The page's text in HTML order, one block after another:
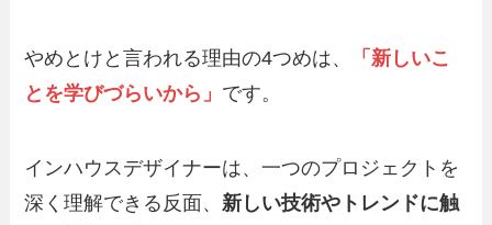
やめとけと言われる理由の4つめは、 「 新しいこ
とを学びづらいから 」 です。
インハウスデザイナーは、一つのプロジェクトを
深く理解できる反面、 新しい技術やトレンドに触